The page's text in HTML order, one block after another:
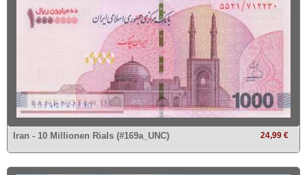
24,99 €
Iran - 10 Millionen Rials (#169a_UNC)